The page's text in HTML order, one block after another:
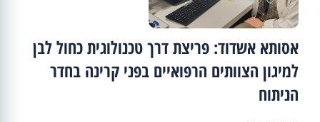
אסותא אשדוד: פריצת דרך טכנולוגית כחול לבן
למיגון הצוותים הרפואיים בפני קרינה בחדר
הניתוח